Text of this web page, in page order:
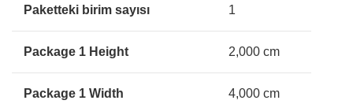
Paketteki birim sayısı 1
Package 1 Height 2,000 cm
Package 1 Width 4,000 cm